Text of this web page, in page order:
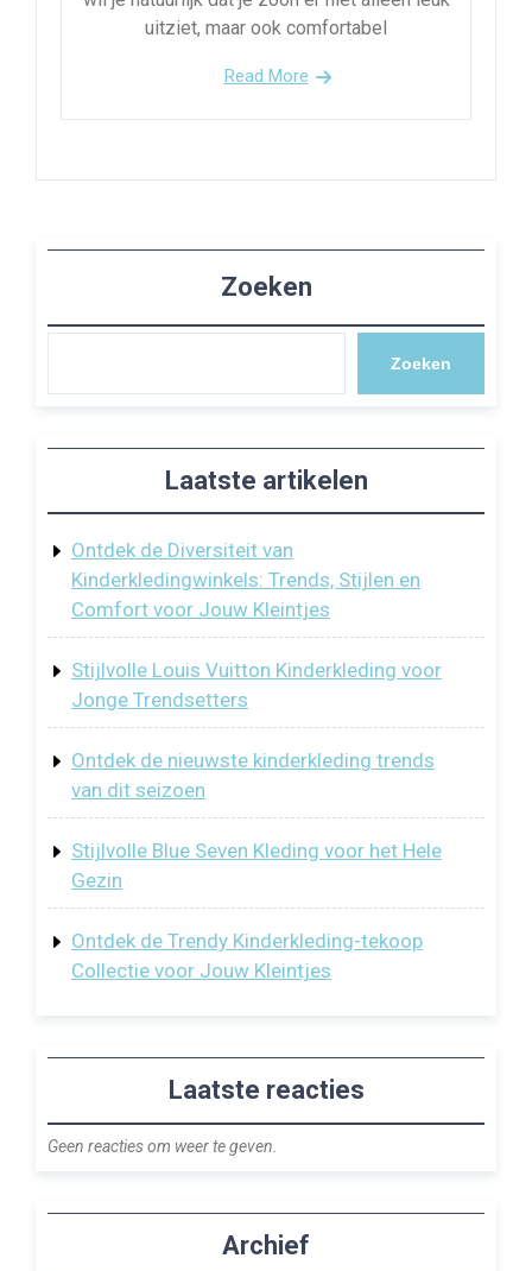
uitziet, maar ook comfortabel
Read More
Zoeken
Zoeken
Laatste artikelen
Ontdek de Diversiteit van
Kinderkledingwinkels: Trends, Stijlen en
Comfort voor Jouw Kleintjes
Stijlvolle Louis Vuitton Kinderkleding voor
Jonge Trendsetters
Ontdek de nieuwste kinderkleding trends
van dit seizoen
Stijlvolle Blue Seven Kleding voor het Hele
Gezin
Ontdek de Trendy Kinderkleding-tekoop
Collectie voor Jouw Kleintjes
Laatste reacties
Geen reacties om weer te geven.
Archief